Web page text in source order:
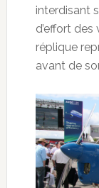
interdisant
d’effort
réplique
avant de